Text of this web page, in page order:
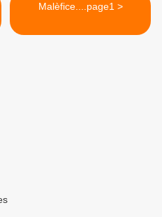
Malèfice....page1 >